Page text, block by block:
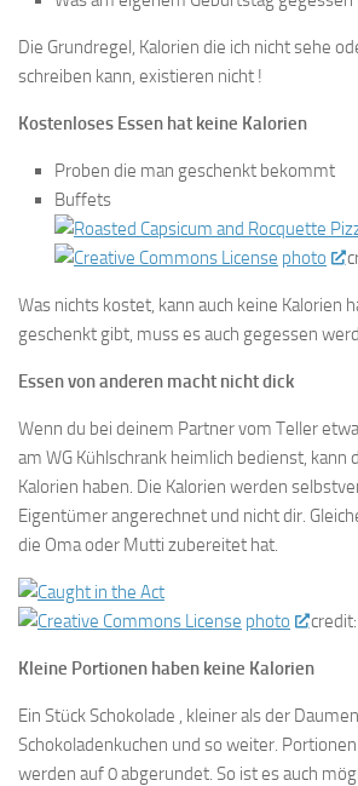
Die Grundregel, Kalorien die ich nicht sehe
schreiben kann, existieren nicht !
Kostenloses Essen hat keine Kalorien
Proben die man geschenkt bekommt
Buffets
photo
Was nichts kostet, kann auch keine Kalorien
geschenkt gibt, muss es auch gegessen
Essen von anderen macht nicht dick
Wenn du bei deinem Partner vom Teller
am WG Kühlschrank heimlich bedienst, kann
Kalorien haben. Die Kalorien werden
Eigentümer angerechnet und nicht dir.
die Oma oder Mutti zubereitet hat.
photo credit:
Kleine Portionen haben keine Kalorien
Ein Stück Schokolade , kleiner als der
Schokoladenkuchen und so weiter.
werden auf 0 abgerundet. So ist es auch